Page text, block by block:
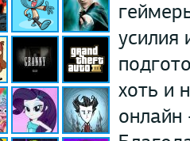
усилия
хоть и
онлайн